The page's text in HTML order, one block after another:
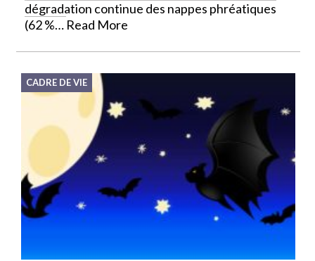
dégradation continue des nappes phréatiques
(62 %… Read More
CADRE DE VIE